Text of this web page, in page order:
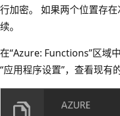
行加密。 如果两个位置存
续。
在“Azure: Functions”区域
“应用程序设置”，查看现有